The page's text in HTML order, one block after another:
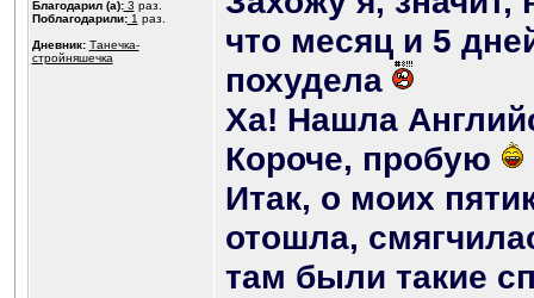
Благодарил (а):3 раз.
Поблагодарили:1 раз.
Дневник: Танечка-
стройняшечка
что месяц и 5
похудела
Ха! Нашла
Короче, пробую
Итак, о моих
отошла,
там были такие